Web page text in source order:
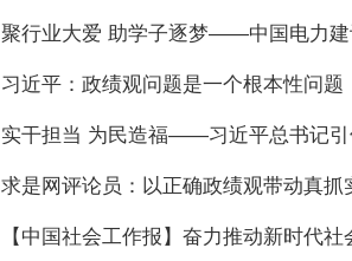
聚行业大爱 助学子逐梦——中国电力
习近平：政绩观问题是一个根本性问题
实干担当 为民造福——习近平总书记
求是网评论员：以正确政绩观带动真抓
【中国社会工作报】奋力推动新时代